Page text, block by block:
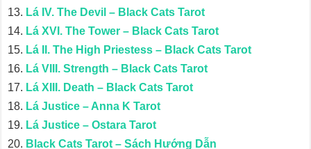
Lá IV. The Devil – Black Cats Tarot
Lá XVI. The Tower – Black Cats Tarot
Lá II. The High Priestess – Black Cats Tarot
Lá VIII. Strength – Black Cats Tarot
Lá XIII. Death – Black Cats Tarot
Lá Justice – Anna K Tarot
Lá Justice – Ostara Tarot
Black Cats Tarot – Sách Hướng Dẫn